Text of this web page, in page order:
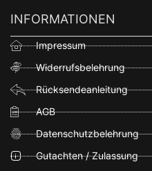
INFORMATIONEN
Impressum
Widerrufsbelehrung
Rücksendeanleitung
AGB
Datenschutzbelehrung
Gutachten / Zulassung